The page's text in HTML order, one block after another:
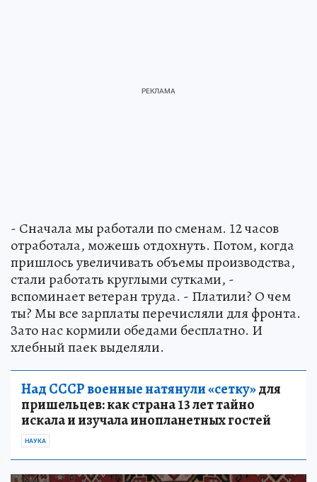
- Сначала мы работали по сменам. 12 часов
отработала, можешь отдохнуть. Потом, когда
пришлось увеличивать объемы производства,
стали работать круглыми сутками, -
вспоминает ветеран труда. - Платили? О чем
ты? Мы все зарплаты перечисляли для фронта.
Зато нас кормили обедами бесплатно. И
хлебный паек выделяли.
Над СССР военные натянули «сетку»для
пришельцев: как страна 13 лет тайно
искала и изучала инопланетных гостей
НАУКА